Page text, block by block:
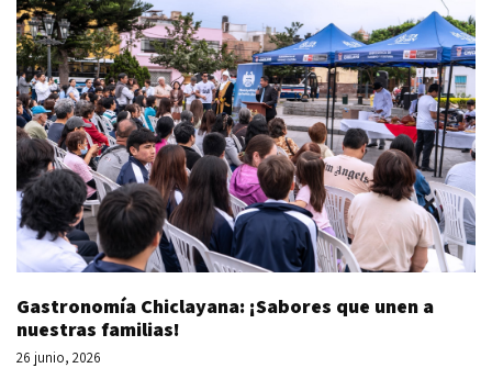
Gastronomía Chiclayana: ¡Sabores que unen a
nuestras familias!
26 junio, 2026